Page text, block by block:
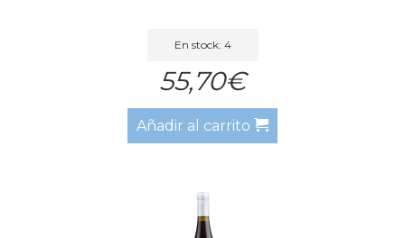
En stock: 4
55,70€
Añadir al carrito